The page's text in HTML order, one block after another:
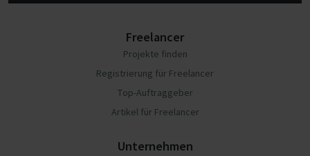
Freelancer
Projekte finden
Registrierung für Freelancer
Top-Auftraggeber
Artikel für Freelancer
Unternehmen